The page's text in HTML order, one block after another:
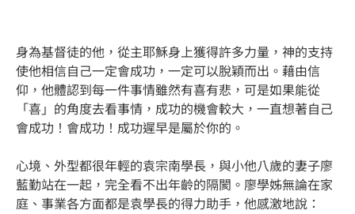
身為基督徒的他，從主耶穌身上獲得許多力量，神的支持
使他相信自己一定會成功，一定可以脫穎而出。藉由信
仰，他體認到每一件事情雖然有喜有悲，可是如果能從
「喜」的角度去看事情，成功的機會較大，一直想著自己
會成功！會成功！成功遲早是屬於你的。
心境、外型都很年輕的袁宗南學長，與小他八歲的妻子廖
藍勤站在一起，完全看不出年齡的隔閡。廖學姊無論在家
庭、事業各方面都是袁學長的得力助手，他感激地說：